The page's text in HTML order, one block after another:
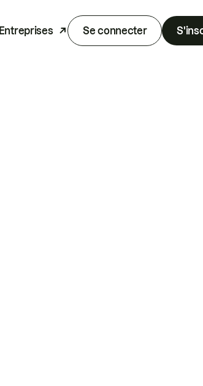
Entreprises Se connecter